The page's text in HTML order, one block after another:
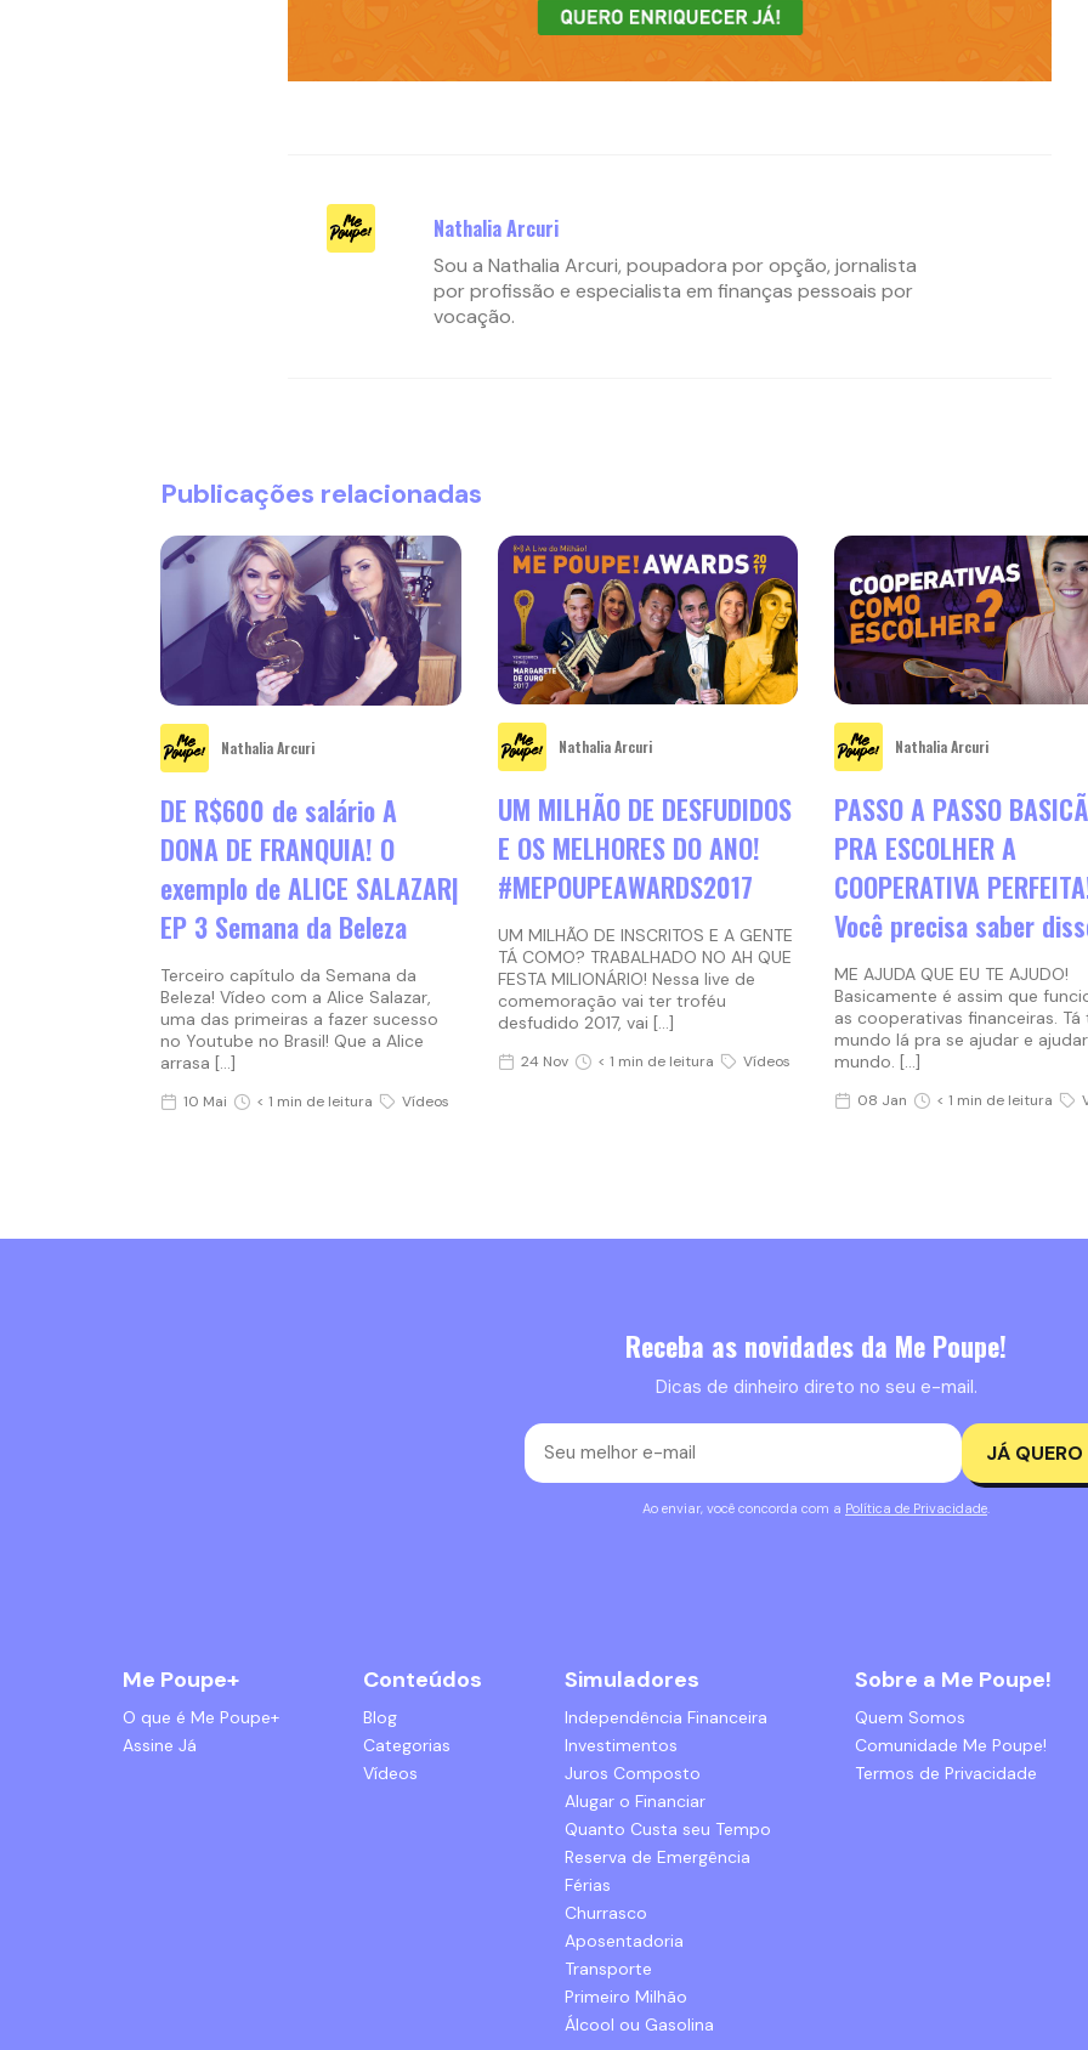
Nathalia Arcuri
Sou a Nathalia Arcuri, poupadora por opção, jornalista
por profissão e especialista em finanças pessoais por
vocação.
Publicações relacionadas
Nathalia Arcuri
DE R$600 de salário A
DONA DE FRANQUIA! O
exemplo de ALICE SALAZAR|
EP 3 Semana da Beleza
Terceiro capítulo da Semana da
Beleza! Vídeo com a Alice Salazar,
uma das primeiras a fazer sucesso
no Youtube no Brasil! Que a Alice
arrasa […]
10 Mai < 1 min de leitura Vídeos
Nathalia Arcuri
UM MILHÃO DE DESFUDIDOS
E OS MELHORES DO ANO!
#MEPOUPEAWARDS2017
UM MILHÃO DE INSCRITOS E A GENTE
TÁ COMO? TRABALHADO NO AH QUE
FESTA MILIONÁRIO! Nessa live de
comemoração vai ter troféu
desfudido 2017, vai […]
24 Nov < 1 min de leitura Vídeos
Nathalia Arcuri
PASSO A PASSO
PRA ESCOLHER A
COOPERATIVA
Você precisa saber
ME AJUDA QUE EU TE AJUDO!
Basicamente é assim que
as cooperativas financeiras.
mundo lá pra se ajudar e
mundo. […]
08 Jan < 1 min de leitura
Receba as novidades da Me Poupe!
Dicas de dinheiro direto no seu e-mail.
JÁ QUERO
Ao enviar, você concorda com a Política de Privacidade
Me Poupe+
O que é Me Poupe+
Assine Já
Conteúdos
Blog
Categorias
Vídeos
Simuladores
Independência Financeira
Investimentos
Juros Composto
Alugar o Financiar
Quanto Custa seu Tempo
Reserva de Emergência
Férias
Churrasco
Aposentadoria
Transporte
Primeiro Milhão
Álcool ou Gasolina
Sobre a Me Poupe!
Quem Somos
Comunidade Me Poupe!
Termos de Privacidade